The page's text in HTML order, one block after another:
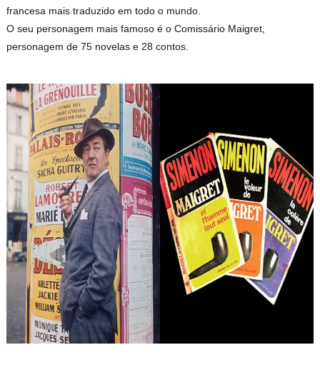
francesa mais traduzido em todo o mundo.
O seu personagem mais famoso é o Comissário Maigret,
personagem de 75 novelas e 28 contos.